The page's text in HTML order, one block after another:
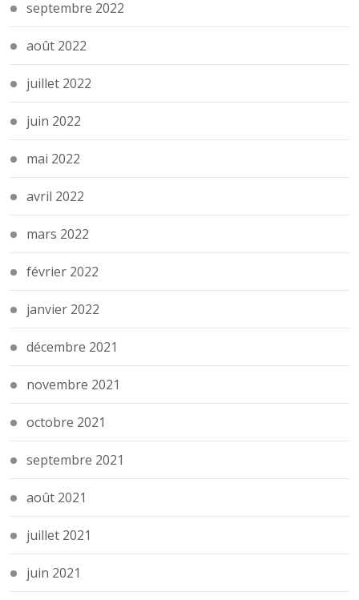
septembre 2022
août 2022
juillet 2022
juin 2022
mai 2022
avril 2022
mars 2022
février 2022
janvier 2022
décembre 2021
novembre 2021
octobre 2021
septembre 2021
août 2021
juillet 2021
juin 2021